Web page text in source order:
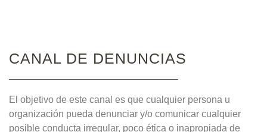
CANAL DE DENUNCIAS
El objetivo de este canal es que cualquier persona u
organización pueda denunciar y/o comunicar cualquier
posible conducta irregular, poco ética o inapropiada de